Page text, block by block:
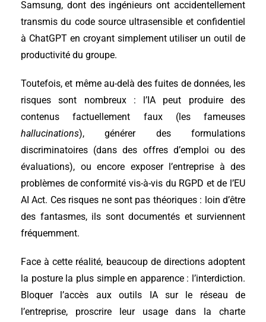
Samsung, dont des ingénieurs ont accidentellement
transmis du code source ultrasensible et confidentiel
à ChatGPT en croyant simplement utiliser un outil de
productivité du groupe.
Toutefois, et même au-delà des fuites de données, les
risques sont nombreux : l’IA peut produire des
contenus factuellement faux (les fameuses
hallucinations), générer des formulations
discriminatoires (dans des offres d’emploi ou des
évaluations), ou encore exposer l’entreprise à des
problèmes de conformité vis-à-vis du RGPD et de l’EU
AI Act. Ces risques ne sont pas théoriques : loin d’être
des fantasmes, ils sont documentés et surviennent
fréquemment.
Face à cette réalité, beaucoup de directions adoptent
la posture la plus simple en apparence : l’interdiction.
Bloquer l’accès aux outils IA sur le réseau de
l’entreprise, proscrire leur usage dans la charte